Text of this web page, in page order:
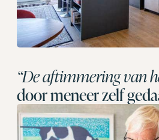
“De aftimmering van
door meneer zelf